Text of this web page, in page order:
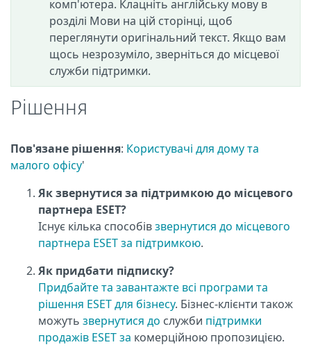
комп'ютера. Клацніть англійську мову в
розділі Мови на цій сторінці, щоб
переглянути оригінальний текст. Якщо вам
щось незрозуміло, зверніться до місцевої
служби підтримки.
Рішення
Пов'язане рішення: Користувачі для дому та
малого офісу'
Як звернутися за підтримкою до місцевого
партнера ESET?
Існує кілька способівзвернутися до місцевого
партнера ESET за підтримкою.
Як придбати підписку?
Придбайте та завантажте всі програми та
рішення ESET для бізнесу. Бізнес-клієнти також
можуть звернутися до служби підтримки
продажів ESET за комерційною пропозицією.